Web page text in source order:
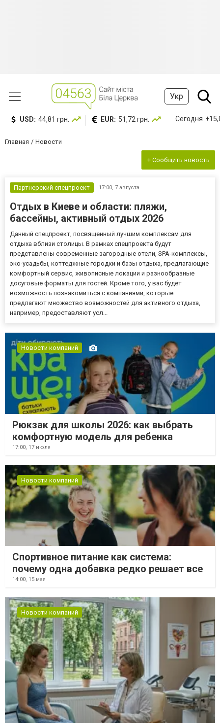
Укр
USD: 44,81 грн. EUR: 51,72 грн. Сегодня
Главная Новости
+ Сообщить новость
Партнерский спецпроект 17:00, 7 августа
Отдых в Киеве и области: пляжи,
бассейны, активный отдых 2026
Данный спецпроект, посвященный лучшим комплексам для
отдыха вблизи столицы. В рамках спецпроекта будут
представлены современные загородные отели, SPA-комплексы,
эко-усадьбы, коттеджные городки и базы отдыха, предлагающие
комфортный сервис, живописные локации и разнообразные
досуговые форматы для гостей. Кроме того, у вас будет
возможность познакомиться с компаниями, которые
предлагают множество возможностей для активного отдыха,
например, предоставляют усл...
Новости компаний
Рюкзак для школы 2026: как выбрать
комфортную модель для ребенка
17:00, 17 июля
Новости компаний
Спортивное питание как система:
почему одна добавка редко решает все
14:00, 15 мая
Новости компаний